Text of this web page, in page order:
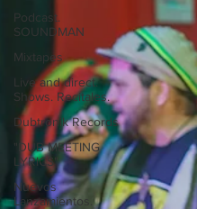
Podcast.
SOUNDMAN
Mixtapes
Live and direct.
Shows. Recitales.
Dubtronik Records
"DUB MEETING
LYRICS"
Nuevos
Lanzamientos.